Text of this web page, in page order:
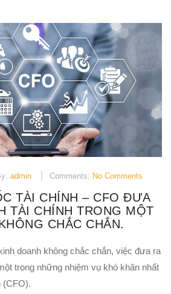
admin Comments: No Comments
TÀI CHÍNH – CFO ĐƯA
TÀI CHÍNH TRONG MỘT
CHẮC CHẮN.
doanh không chắc chắn, việc đưa ra
trong những nhiệm vụ khó khăn nhất
(CFO).